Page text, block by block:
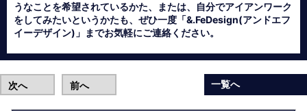
うなことを希望されているかた、または、自分でアイアンワーク
をしてみたいというかたも、ぜひ一度「&.FeDesign(アンドエフ
イーデザイン)」までお気軽にご連絡ください。
次へ 前へ 一覧へ